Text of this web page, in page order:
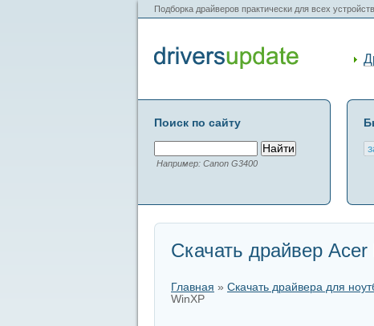
Подборка драйверов практически для всех
Поиск по сайту
Например: Canon G3400
Скачать драйвер
Главная » Скачать драйвера для
WinXP